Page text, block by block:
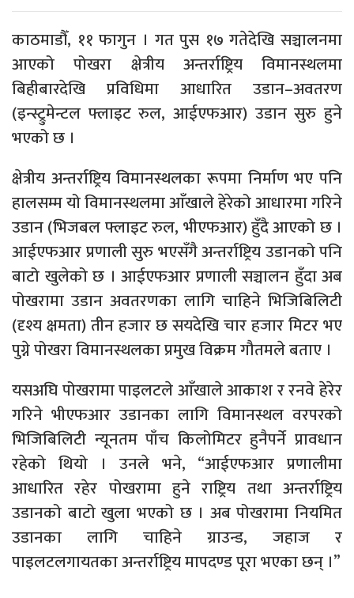
काठमाडौँ, ११ फागुन । गत पुस १७ गतेदेखि सञ्चालनमा
आएको पोखरा क्षेत्रीय अन्तर्राष्ट्रिय विमानस्थलमा
बिहीबारदेखि प्रविधिमा आधारित उडान–अवतरण
(इन्स्ट्रुमेन्टल फ्लाइट रुल, आईएफआर) उडान सुरु हुने
भएको छ ।
क्षेत्रीय अन्तर्राष्ट्रिय विमानस्थलका रूपमा निर्माण भए पनि
हालसम्म यो विमानस्थलमा आँखाले हेरेको आधारमा गरिने
उडान (भिजबल फ्लाइट रुल, भीएफआर) हुँदै आएको छ ।
आईएफआर प्रणाली सुरु भएसँगै अन्तर्राष्ट्रिय उडानको पनि
बाटो खुलेको छ । आईएफआर प्रणाली सञ्चालन हुँदा अब
पोखरामा उडान अवतरणका लागि चाहिने भिजिबिलिटी
(दृश्य क्षमता) तीन हजार छ सयदेखि चार हजार मिटर भए
पुग्ने पोखरा विमानस्थलका प्रमुख विक्रम गौतमले बताए ।
यसअघि पोखरामा पाइलटले आँखाले आकाश र रनवे हेरेर
गरिने भीएफआर उडानका लागि विमानस्थल वरपरको
भिजिबिलिटी न्यूनतम पाँच किलोमिटर हुनैपर्ने प्रावधान
रहेको थियो । उनले भने, “आईएफआर प्रणालीमा
आधारित रहेर पोखरामा हुने राष्ट्रिय तथा अन्तर्राष्ट्रिय
उडानको बाटो खुला भएको छ । अब पोखरामा नियमित
उडानका लागि चाहिने ग्राउन्ड, जहाज र
पाइलटलगायतका अन्तर्राष्ट्रिय मापदण्ड पूरा भएका छन् ।”